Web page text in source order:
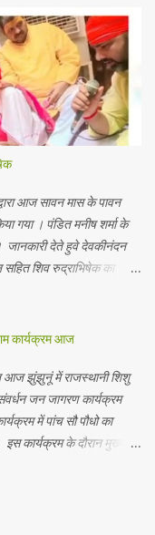
आज सावन मास के पावन
गया । पंडित मनीष शर्मा के
जानकारी देते हुवे देवकीनंदन
सहित शिव रुद्राभिषेक का
जन उपस्थित रहे।
कार्यक्रम आज
झुंझुनूं में राजस्थानी शिशु
जन जागरण कार्यक्रम
में पांच सौ पौधो का
इस कार्यक्रम के दौरान मुख्य
Disclaimer: We